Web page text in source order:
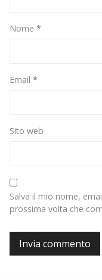
Nome *
Email *
Sito web
Salva il mio nome,
prossima volta che